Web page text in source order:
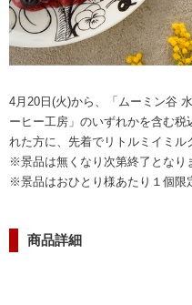
4月20日(火)から、「ムーミン谷
ーヒー工房」のいずれかを含む税
れた方に、先着でリトルミイミル
※景品は無くなり次第終了となり
※景品はおひとり様あたり１個限
商品詳細